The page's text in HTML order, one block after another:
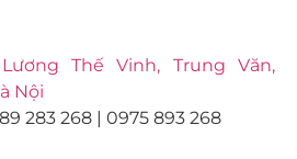
Thế Vinh, Trung Văn,
Nội
283 268 | 0975 893 268